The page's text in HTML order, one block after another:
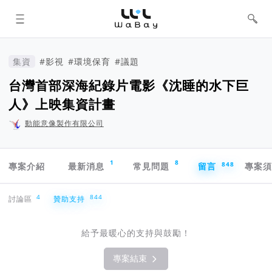
WaBay 挖貝 | 台灣最值得信賴的群眾
集資 / 群眾募資平台
集資 #影視 #環境保育 #議題
台灣首部深海紀錄片電影《沈睡的水下巨
人》上映集資計畫
動能意像製作有限公司
專案介紹
最新消息 1 常見問題 8 留言 848 專案
討論區 4 贊助支持 844
給予最暖心的支持與鼓勵！
專案結束